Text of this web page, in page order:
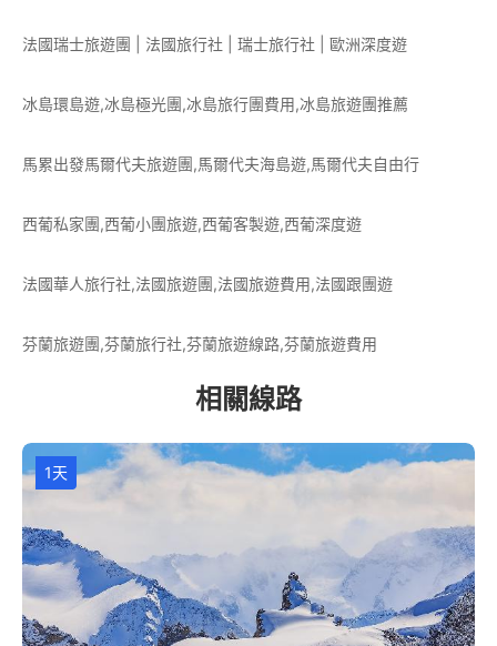
法國瑞士旅遊團 | 法國旅行社 | 瑞士旅行社 | 歐洲深度遊
冰島環島遊,冰島極光團,冰島旅行團費用,冰島旅遊團推薦
馬累出發馬爾代夫旅遊團,馬爾代夫海島遊,馬爾代夫自由行
西葡私家團,西葡小團旅遊,西葡客製遊,西葡深度遊
法國華人旅行社,法國旅遊團,法國旅遊費用,法國跟團遊
芬蘭旅遊團,芬蘭旅行社,芬蘭旅遊線路,芬蘭旅遊費用
相關線路
1天